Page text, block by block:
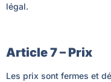
légal.
Article 7 – Prix
Les prix sont fermes et